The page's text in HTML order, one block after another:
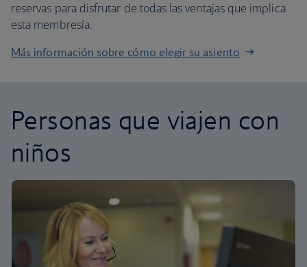
reservas para disfrutar de todas las ventajas que implica
esta membresía.
Más información sobre cómo elegir su asiento
Personas que viajen con
niños